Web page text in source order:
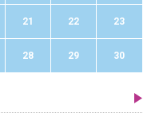
21 22 23
28 29 30